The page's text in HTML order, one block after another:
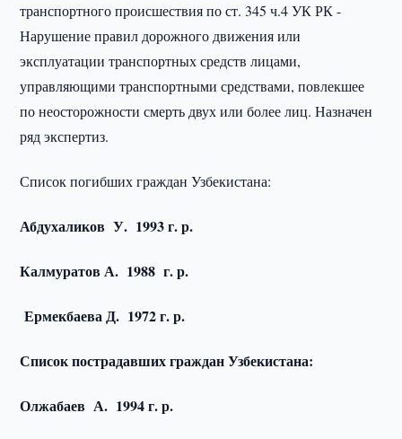
транспортного происшествия по ст. 345 ч.4 УК РК -
Нарушение правил дорожного движения или
эксплуатации транспортных средств лицами,
управляющими транспортными средствами, повлекшее
по неосторожности смерть двух или более лиц. Назначен
ряд экспертиз.
Список погибших граждан Узбекистана:
Абдухаликов У. 1993 г. р.
Калмуратов А. 1988 г. р.
Ермекбаева Д. 1972 г. р.
Список пострадавших граждан Узбекистана:
Олжабаев А. 1994 г. р.